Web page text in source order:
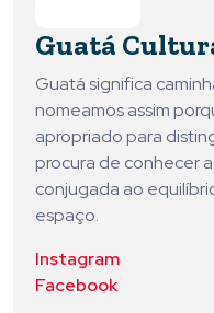
Guatá
Guatá significa
nomeamos assim
apropriado para
procura de conhecer
conjugada ao
espaço.
Instagram
Facebook